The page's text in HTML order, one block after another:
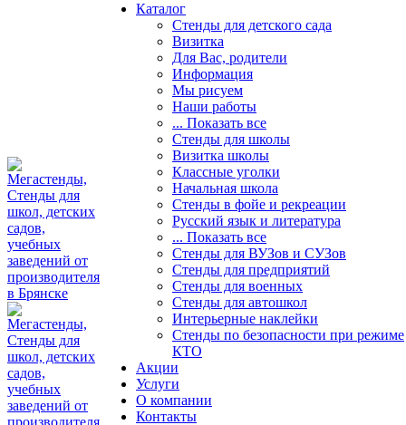
Каталог
Стенды для детского сада
Визитка
Для Вас, родители
Информация
Мы рисуем
Наши работы
... Показать все
Стенды для школы
Визитка школы
Классные уголки
Начальная школа
Стенды в фойе и рекреации
Русский язык и литература
... Показать все
Стенды для ВУЗов и СУЗов
Стенды для предприятий
Стенды для военных
Стенды для автошкол
Интерьерные наклейки
Стенды по безопасности при режиме
КТО
Акции
Услуги
О компании
Контакты